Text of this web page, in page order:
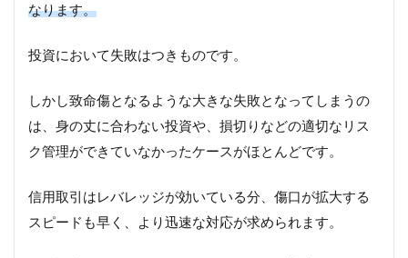
なります。
投資において失敗はつきものです。
しかし致命傷となるような大きな失敗となってしまうの
は、身の丈に合わない投資や、損切りなどの適切なリス
ク管理ができていなかったケースがほとんどです。
信用取引はレバレッジが効いている分、傷口が拡大する
スピードも早く、より迅速な対応が求められます。